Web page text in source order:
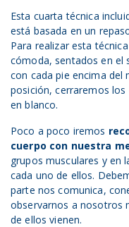
Esta cuarta técnica
está basada en un
Para realizar esta
cómoda, sentados en el
con cada pie encima del
posición, cerraremos
en blanco.
Poco a poco iremos
cuerpo con nuestra
grupos musculares y en
cada uno de ellos.
parte nos comunica,
observarnos a nosotros
de ellos vienen.